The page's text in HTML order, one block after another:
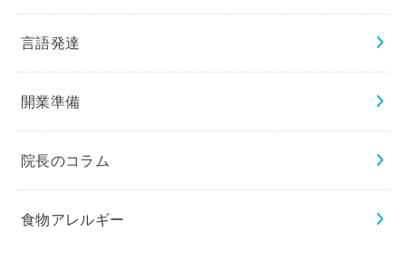
言語発達
開業準備
院長のコラム
食物アレルギー